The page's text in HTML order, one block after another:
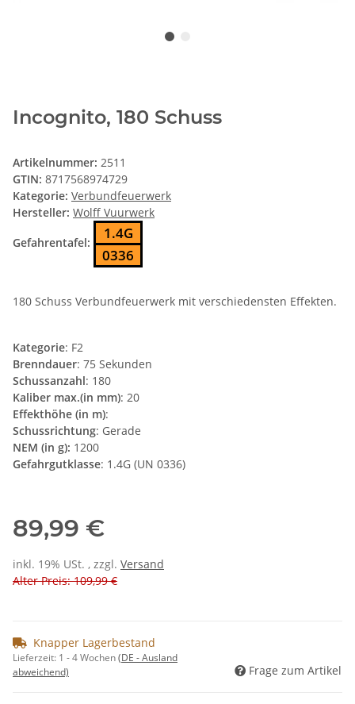
Incognito, 180 Schuss
Artikelnummer: 2511
GTIN: 8717568974729
Kategorie: Verbundfeuerwerk
Hersteller: Wolff Vuurwerk
Gefahrentafel:
1.4G
0336
180 Schuss Verbundfeuerwerk mit verschiedensten Effekten.
Kategorie: F2
Brenndauer: 75 Sekunden
Schussanzahl: 180
Kaliber max.(in mm): 20
Effekthöhe (in m):
Schussrichtung: Gerade
NEM (in g): 1200
Gefahrgutklasse: 1.4G (UN 0336)
89,99 €
inkl. 19% USt. , zzgl. Versand
Alter Preis: 109,99 €
Knapper Lagerbestand
Lieferzeit: 1 - 4 Wochen(DE - Ausland
abweichend)
Frage zum Artikel